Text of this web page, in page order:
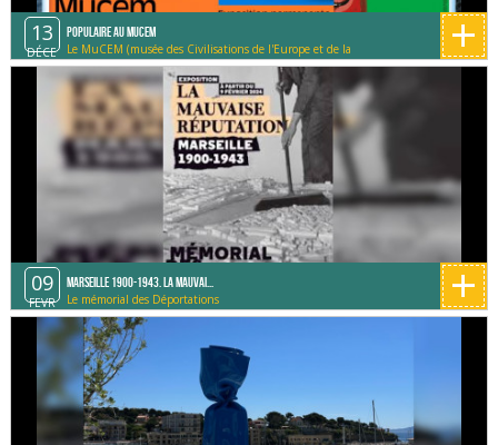
13
DÉCE
Populaire au MUCEM
Le MuCEM (musée des Civilisations de l'Europe et de la
Méditerranée)
+
09
FEVR
Marseille 1900-1943. La mauvai...
Le mémorial des Déportations +